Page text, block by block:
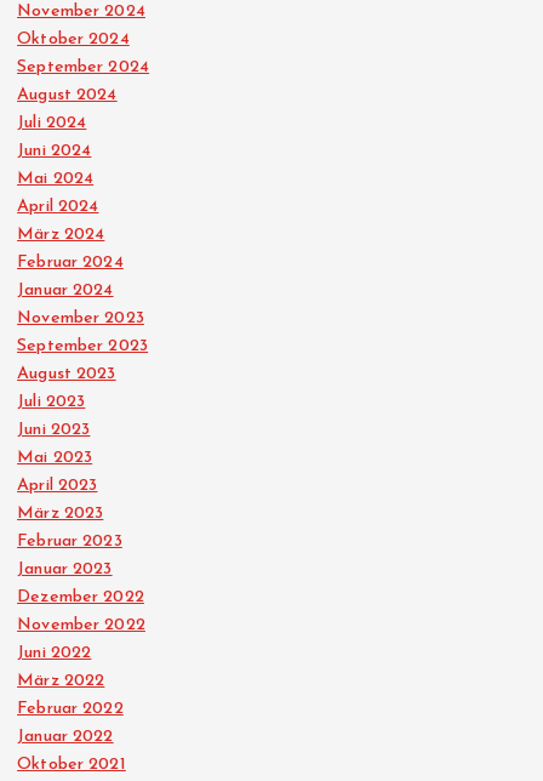
November 2024
Oktober 2024
September 2024
August 2024
Juli 2024
Juni 2024
Mai 2024
April 2024
März 2024
Februar 2024
Januar 2024
November 2023
September 2023
August 2023
Juli 2023
Juni 2023
Mai 2023
April 2023
März 2023
Februar 2023
Januar 2023
Dezember 2022
November 2022
Juni 2022
März 2022
Februar 2022
Januar 2022
Oktober 2021